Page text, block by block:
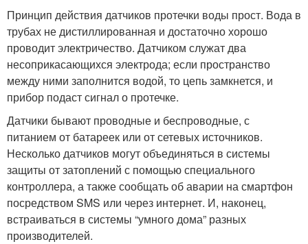
Принцип действия датчиков протечки воды прост. Вода в
трубах не дистиллированная и достаточно хорошо
проводит электричество. Датчиком служат два
несоприкасающихся электрода; если пространство
между ними заполнится водой, то цепь замкнется, и
прибор подаст сигнал о протечке.
Датчики бывают проводные и беспроводные, с
питанием от батареек или от сетевых источников.
Несколько датчиков могут объединяться в системы
защиты от затоплений с помощью специального
контроллера, а также сообщать об аварии на смартфон
посредством SMS или через интернет. И, наконец,
встраиваться в системы “умного дома” разных
производителей.